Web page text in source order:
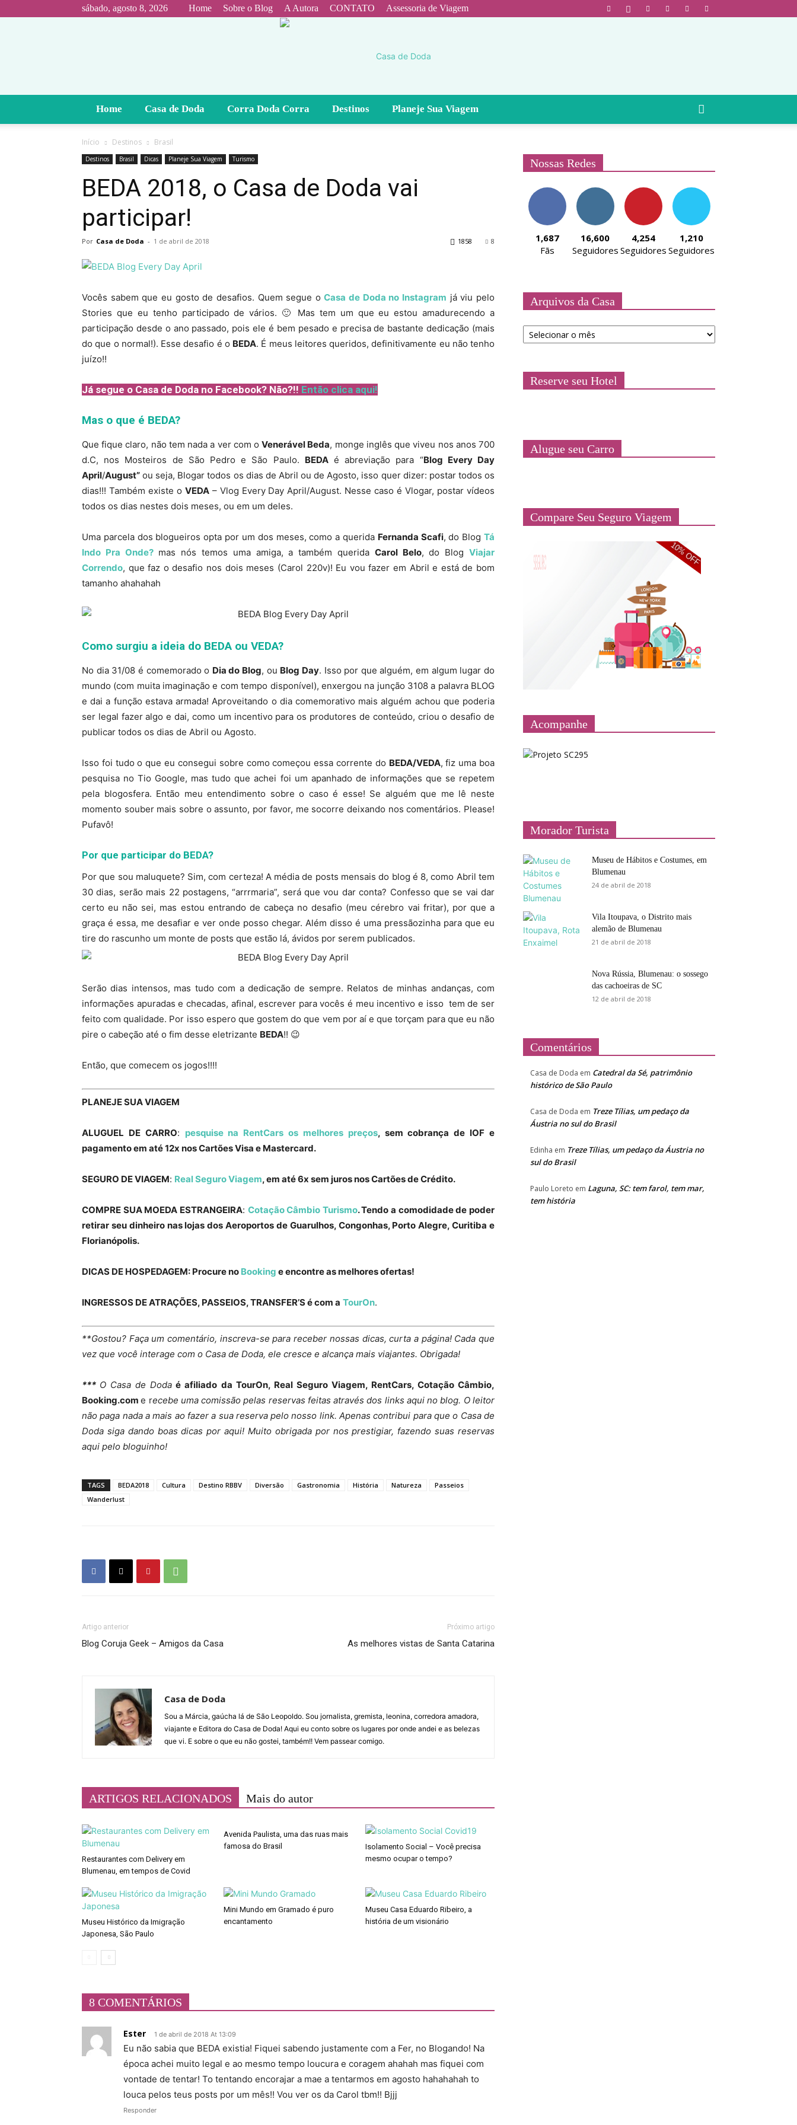
sábado, agosto 8, 2026 Home Sobre o Blog A Autora CONTATO Assessoria de Viagem
Home Casa de Doda Corra Doda Corra Destinos Planeje Sua Viagem
Início Destinos Brasil
Destinos Brasil Dicas Planeje Sua Viagem Turismo
BEDA 2018, o Casa de Doda vai
participar!
Por Casa de Doda - 1 de abril de 2018 8
1858
Vocês sabem que eu gosto de desafios. Quem segue oCasa de Doda no Instagram já viu pelo
Stories que eu tenho participado de vários. 🙂 Mas tem um que eu estou amadurecendo a
participação desde o ano passado, pois ele é bem pesado e precisa de bastante dedicação (mais
do que o normal!). Esse desafio é o BEDA. É meus leitores queridos, definitivamente eu não tenho
juízo!!
Já segue o Casa de Doda no Facebook? Não?!! Então clica aqui!
Mas o que é BEDA?
Que fique claro, não tem nada a ver com oVenerável Beda, monge inglês que viveu nos anos 700
d.C, nos Mosteiros de São Pedro e São Paulo. BEDAé abreviação para “Blog Every Day
April/August” ou seja, Blogar todos os dias de Abril ou de Agosto, isso quer dizer: postar todos os
dias!!! Também existe o VEDA– Vlog Every Day April/August. Nesse caso é Vlogar, postar vídeos
todos os dias nestes dois meses, ou em um deles.
Uma parcela dos blogueiros opta por um dos meses, como a querida Fernanda Scafi, do Blog Tá
Indo Pra Onde?mas nós temos uma amiga, a também querida Carol Belo, do BlogViajar
Correndo, que faz o desafio nos dois meses (Carol 220v)! Eu vou fazer em Abril e está de bom
tamanho ahahahah
Como surgiu a ideia do BEDA ou VEDA?
No dia 31/08 é comemorado o Dia do Blog, ou Blog Day. Isso por que alguém, em algum lugar do
mundo (com muita imaginação e com tempo disponível), enxergou na junção 3108 a palavra BLOG
e dai a função estava armada! Aproveitando o dia comemorativo mais alguém achou que poderia
ser legal fazer algo e dai, como um incentivo para os produtores de conteúdo, criou o desafio de
publicar todos os dias de Abril ou Agosto.
Isso foi tudo o que eu consegui sobre como começou essa corrente do BEDA/VEDA, fiz uma boa
pesquisa no Tio Google, mas tudo que achei foi um apanhado de informações que se repetem
pela blogosfera. Então meu entendimento sobre o caso é esse! Se alguém que me lê neste
momento souber mais sobre o assunto, por favor, me socorre deixando nos comentários. Please!
Pufavô!
Por que participar do BEDA?
Por que sou maluquete? Sim, com certeza! A média de posts mensais do blog é 8, como Abril tem
30 dias, serão mais 22 postagens, “arrrmaria”, será que vou dar conta? Confesso que se vai dar
certo eu não sei, mas estou entrando de cabeça no desafio (meu cérebro vai fritar), por que a
graça é essa, me desafiar e ver onde posso chegar. Além disso é uma pressãozinha para que eu
tire do rascunho um monte de posts que estão lá, ávidos por serem publicados.
Serão dias intensos, mas tudo com a dedicação de sempre. Relatos de minhas andanças, com
informações apuradas e checadas, afinal, escrever para vocês é meu incentivo e isso tem de ser
feito com qualidade. Por isso espero que gostem do que vem por aí e que torçam para que eu não
pire o cabeção até o fim desse eletrizante BEDA!! 😉
Então, que comecem os jogos!!!!
PLANEJE SUA VIAGEM
ALUGUEL DE CARRO: pesquise na RentCars os melhores preços, sem cobrança de IOF e
pagamento em até 12x nos Cartões Visa e Mastercard.
SEGURO DE VIAGEM: Real Seguro Viagem, em até 6x sem juros nos Cartões de Crédito.
COMPRE SUA MOEDA ESTRANGEIRA: Cotação Câmbio Turismo. Tendo a comodidade de poder
retirar seu dinheiro nas lojas dos Aeroportos de Guarulhos, Congonhas, Porto Alegre, Curitiba e
Florianópolis.
DICAS DE HOSPEDAGEM: Procure no Booking e encontre as melhores ofertas!
INGRESSOS DE ATRAÇÕES, PASSEIOS, TRANSFER’S é com a TourOn.
**Gostou? Faça um comentário, inscreva-se para receber nossas dicas, curta a página! Cada que
vez que você interage com o Casa de Doda, ele cresce e alcança mais viajantes. Obrigada!
*** O Casa de Doda é afiliado da TourOn, Real Seguro Viagem, RentCars, Cotação Câmbio,
Booking.come recebe uma comissão pelas reservas feitas através dos links aqui no blog. O leitor
não paga nada a mais ao fazer a sua reserva pelo nosso link. Apenas contribui para que o Casa de
Doda siga dando boas dicas por aqui! Muito obrigada por nos prestigiar, fazendo suas reservas
aqui pelo bloguinho!
TAGS BEDA2018 Cultura Destino RBBV Diversão Gastronomia História Natureza
Passeios
Wanderlust
Artigo anterior
Blog Coruja Geek – Amigos da Casa
Próximo artigo
As melhores vistas de Santa Catarina
Casa de Doda
Sou a Márcia, gaúcha lá de São Leopoldo. Sou jornalista, gremista, leonina, corredora amadora,
viajante e Editora do Casa de Doda! Aqui eu conto sobre os lugares por onde andei e as belezas
que vi. E sobre o que eu não gostei, também!! Vem passear comigo.
ARTIGOS RELACIONADOS Mais do autor
Restaurantes com Delivery em
Blumenau, em tempos de Covid
Avenida Paulista, uma das ruas mais
famosa do Brasil
Isolamento Social – Você precisa
mesmo ocupar o tempo?
Museu Histórico da Imigração
Japonesa, São Paulo
Mini Mundo em Gramado é puro
encantamento
Museu Casa Eduardo Ribeiro, a
história de um visionário
8 COMENTÁRIOS
Ester 1 de abril de 2018 At 13:09
Eu não sabia que BEDA existia! Fiquei sabendo justamente com a Fer, no Blogando! Na
época achei muito legal e ao mesmo tempo loucura e coragem ahahah mas fiquei com
vontade de tentar! To tentando encorajar a mae a tentarmos em agosto hahahahah to
louca pelos teus posts por um mês!! Vou ver os da Carol tbm!! Bjjj
Responder
Nossas Redes
1,687
Fãs
16,600
Seguidores
4,254
Seguidores
1,210
Seguidores
Arquivos da Casa
Arquivos
da
Reserve seu Hotel
Alugue seu Carro
Compare Seu Seguro Viagem
Acompanhe
Morador Turista
Museu de Hábitos e Costumes, em
Blumenau
24 de abril de 2018
Vila Itoupava, o Distrito mais
alemão de Blumenau
21 de abril de 2018
Nova Rússia, Blumenau: o sossego
das cachoeiras de SC
12 de abril de 2018
Comentários
Casa de Doda em Catedral da Sé, patrimônio
histórico de São Paulo
Casa de Doda em Treze Tílias, um pedaço da
Áustria no sul do Brasil
Edinha em Treze Tílias, um pedaço da Áustria no
sul do Brasil
Paulo Loreto em Laguna, SC: tem farol, tem mar,
tem história